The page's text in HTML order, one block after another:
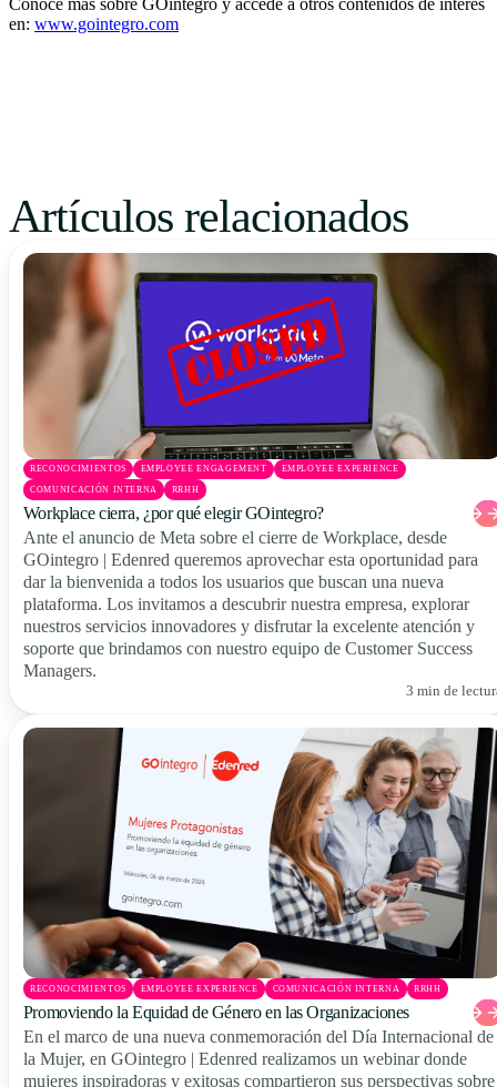
en: www.gointegro.com
Artículos relacionados
RECONOCIMIENTOS EMPLOYEE ENGAGEMENT EMPLOYEE EXPERIENCE
COMUNICACIÓN INTERNA RRHH
Workplace cierra, ¿por qué elegir GOintegro?
Ante el anuncio de Meta sobre el cierre de Workplace, desde
GOintegro | Edenred queremos aprovechar esta oportunidad para
dar la bienvenida a todos los usuarios que buscan una nueva
plataforma. Los invitamos a descubrir nuestra empresa, explorar
nuestros servicios innovadores y disfrutar la excelente atención y
soporte que brindamos con nuestro equipo de Customer Success
Managers.
3 min de
RECONOCIMIENTOS EMPLOYEE EXPERIENCE COMUNICACIÓN INTERNA RRHH
Promoviendo la Equidad de Género en las Organizaciones
En el marco de una nueva conmemoración del Día Internacional de
la Mujer, en GOintegro | Edenred realizamos un webinar donde
mujeres inspiradoras y exitosas compartieron sus perspectivas sobre